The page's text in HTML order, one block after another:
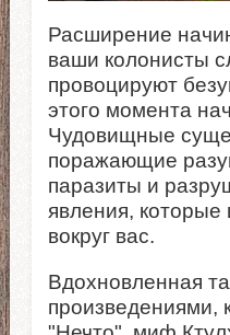
Расширение
ваши колонисты
провоцируют
этого момента
Чудовищные
поражающие
паразиты и
явления,
вокруг вас.
Вдохновленная
произведениями,